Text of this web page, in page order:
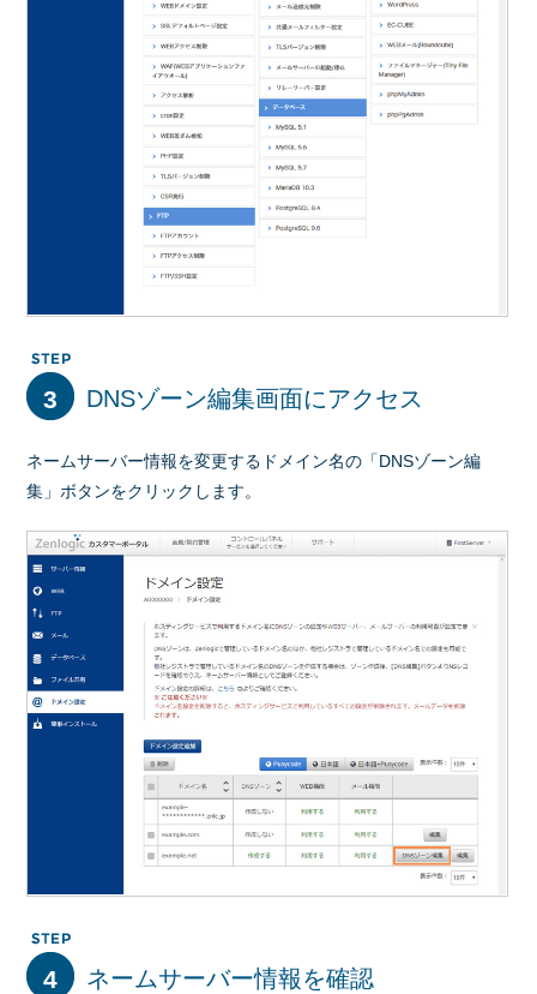
3 DNSゾーン編集画面にアクセス
ネームサーバー情報を変更するドメイン名の「DNSゾーン編
集」ボタンをクリックします。
4 ネームサーバー情報を確認